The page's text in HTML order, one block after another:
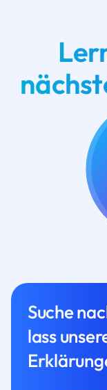
Suche
lass